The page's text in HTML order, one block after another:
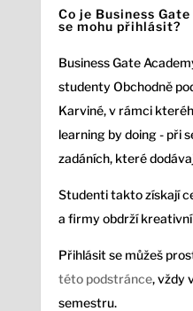
Co je Business
se mohu přihlásit?
Business Gate
studenty Obchodně
Karviné, v rámci
learning by doing - při
zadáních, které
Studenti takto získají
a firmy obdrží kreativní
Přihlásit se můžeš
této podstránce, vždy
semestru.